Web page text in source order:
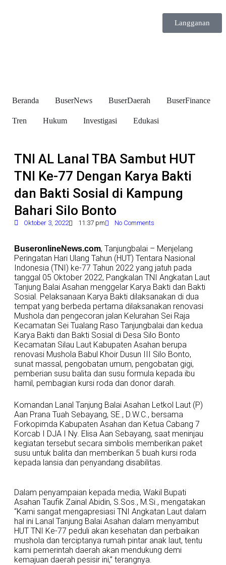
Langganan
Beranda BuserNews BuserDaerah BuserFinance
Tren Hukum Investigasi Edukasi
TNI AL Lanal TBA Sambut HUT
TNI Ke-77 Dengan Karya Bakti
dan Bakti Sosial di Kampung
Bahari Silo Bonto
Oktober 3, 2022 11:37 pm No Comments
BuseronlineNews.com, Tanjungbalai – Menjelang
Peringatan Hari Ulang Tahun (HUT) Tentara Nasional
Indonesia (TNI) ke-77 Tahun 2022 yang jatuh pada
tanggal 05 Oktober 2022, Pangkalan TNI Angkatan Laut
Tanjung Balai Asahan menggelar Karya Bakti dan Bakti
Sosial. Pelaksanaan Karya Bakti dilaksanakan di dua
tempat yang berbeda pertama dilaksanakan renovasi
Mushola dan pengecoran jalan Kelurahan Sei Raja
Kecamatan Sei Tualang Raso Tanjungbalai dan kedua
Karya Bakti dan Bakti Sosial di Desa Silo Bonto
Kecamatan Silau Laut Kabupaten Asahan berupa
renovasi Mushola Babul Khoir Dusun III Silo Bonto,
sunat massal, pengobatan umum, pengobatan gigi,
pemberian susu balita dan susu formula kepada ibu
hamil, pembagian kursi roda dan donor darah.
Komandan Lanal Tanjung Balai Asahan Letkol Laut (P)
Aan Prana Tuah Sebayang, SE., D.W.C., bersama
Forkopimda Kabupaten Asahan dan Ketua Cabang 7
Korcab I DJA I Ny. Elisa Aan Sebayang, saat meninjau
kegiatan tersebut secara simbolis memberikan paket
susu untuk balita dan memberikan 5 buah kursi roda
kepada lansia dan penyandang disabilitas.
Dalam penyampaian kepada media, Wakil Bupati
Asahan Taufik Zainal Abidin, S.Sos., M.Si., mengatakan
“Kami sangat mengapresiasi TNI Angkatan Laut dalam
hal ini Lanal Tanjung Balai Asahan dalam menyambut
HUT TNI Ke-77 peduli akan kesehatan dan perbaikan
mushola dan terciptanya rumah pintar anak laut, tentu
kami pemerintah daerah akan mendukung demi
kemajuan daerah pesisir ini,” terangnya.